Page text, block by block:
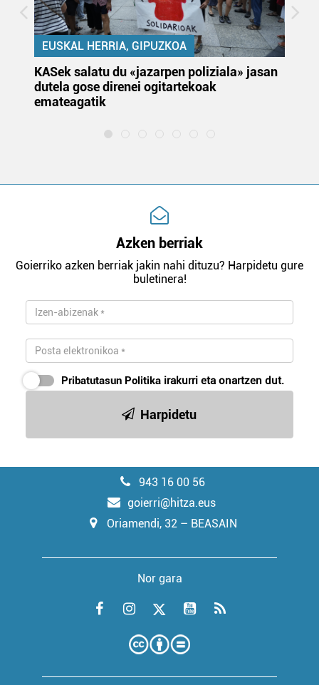
EUSKAL HERRIA, GIPUZKOA
KASek salatu du «jazarpen poliziala» jasan
dutela gose direnei ogitartekoak
emateagatik
Azken berriak
Goierriko azken berriak jakin nahi dituzu? Harpidetu gure
buletinera!
Pribatutasun Politika irakurri eta onartzen dut.
Harpidetu
943 16 00 56
goierri@hitza.eus
Oriamendi, 32 – BEASAIN
Nor gara